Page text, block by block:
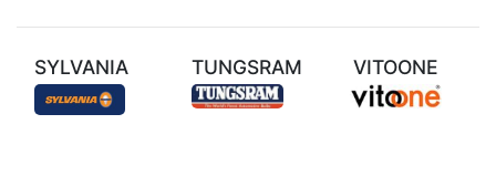
SYLVANIA TUNGSRAM VITOONE